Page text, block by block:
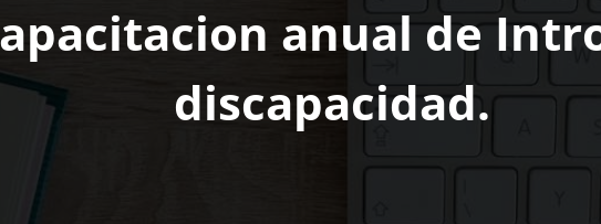
anual de
discapacidad.